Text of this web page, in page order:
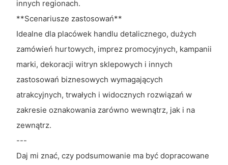
innych regionach.
**Scenariusze zastosowań**
Idealne dla placówek handlu detalicznego, dużych
zamówień hurtowych, imprez promocyjnych, kampanii
marki, dekoracji witryn sklepowych i innych
zastosowań biznesowych wymagających
atrakcyjnych, trwałych i widocznych rozwiązań w
zakresie oznakowania zarówno wewnątrz, jak i na
zewnątrz.
---
Daj mi znać, czy podsumowanie ma być dopracowane